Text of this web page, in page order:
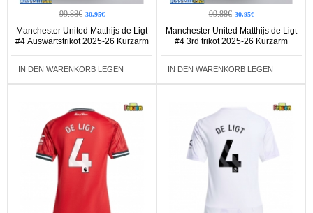
99.88€ 30.95€
Manchester United Matthijs de Ligt
#4 Auswärtstrikot 2025-26 Kurzarm
IN DEN WARENKORB LEGEN
99.88€ 30.95€
Manchester United Matthijs de Ligt
#4 3rd trikot 2025-26 Kurzarm
IN DEN WARENKORB LEGEN